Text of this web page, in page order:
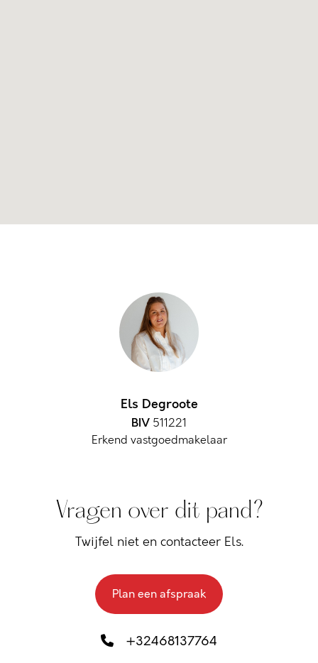
Els Degroote
BIV 511221
Erkend vastgoedmakelaar
Vragen over dit pand?
Twijfel niet en contacteer Els.
Plan een afspraak
+32468137764